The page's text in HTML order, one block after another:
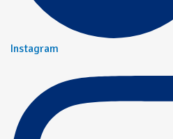
Instagram